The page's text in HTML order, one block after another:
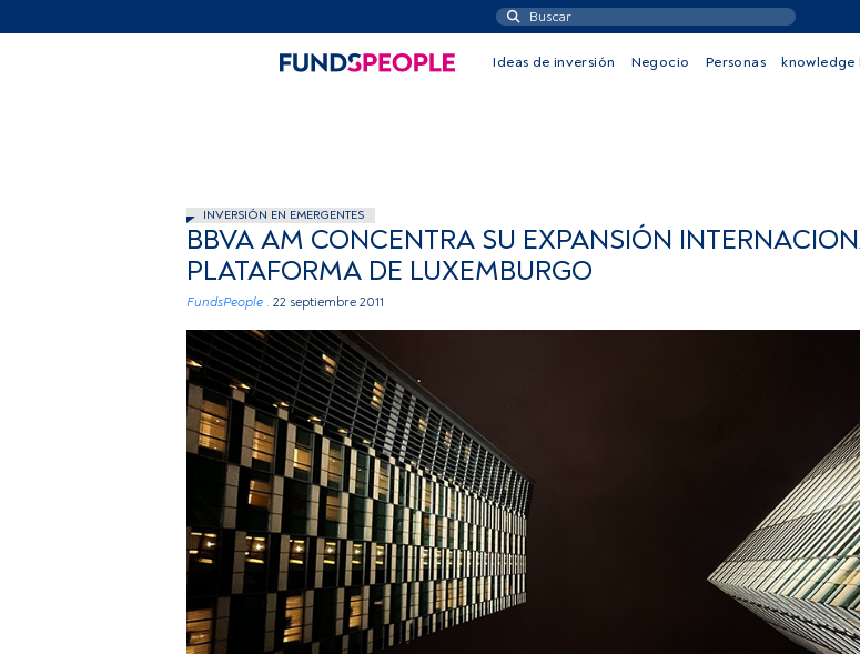
Ideas de inversión Negocio Personas knowledge
INVERSIÓN EN EMERGENTES
BBVA AM CONCENTRA SU EXPANSIÓN
PLATAFORMA DE LUXEMBURGO
FundsPeople . 22 septiembre 2011